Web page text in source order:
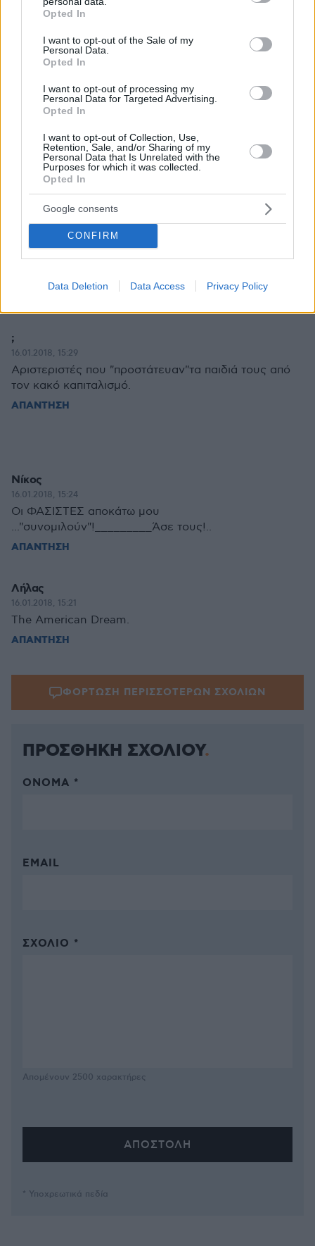
grant or deny consent to Google and its third-party tags to
use your data for below specified purposes in below Google
consent section.
Opted In
I want to opt-out of the Sale of my
Personal Data.
Opted In
I want to opt-out of processing my
Personal Data for Targeted Advertising.
Opted In
I want to opt-out of Collection, Use,
Retention, Sale, and/or Sharing of my
Personal Data that Is Unrelated with the
Purposes for which it was collected.
Opted In
Google consents
CONFIRM
Data Deletion Data Access Privacy Policy
Προοδευτικές καπιταλιστικες χώρες.
16.01.2018, 16:10
Και αλλος Greek malakas
16.01.2018, 15:29
The greek malakas.
ΑΠΑΝΤΗΣΗ
!?!?!
16.01.2018, 16:27
amerikanaki... gfy!!
;
16.01.2018, 15:29
Αριστεριστές που "προστάτευαν"τα παιδιά τους από
τον κακό καπιταλισμό.
ΑΠΑΝΤΗΣΗ
Νίκος
16.01.2018, 15:24
Οι ΦΑΣΙΣΤΕΣ αποκάτω μου
..."συνομιλούν"!_________Άσε τους!..
ΑΠΑΝΤΗΣΗ
Λήλας
16.01.2018, 15:21
The American Dream.
ΑΠΑΝΤΗΣΗ
ΦΟΡΤΩΣΗ ΠΕΡΙΣΣΟΤΕΡΩΝ ΣΧΟΛΙΩΝ
ΠΡΟΣΘΗΚΗ ΣΧΟΛΙΟΥ
ΌΝΟΜΑ *
EMAIL
ΣΧΌΛΙΟ *
Απομένουν 2500 χαρακτήρες
* Υποχρεωτικά πεδία